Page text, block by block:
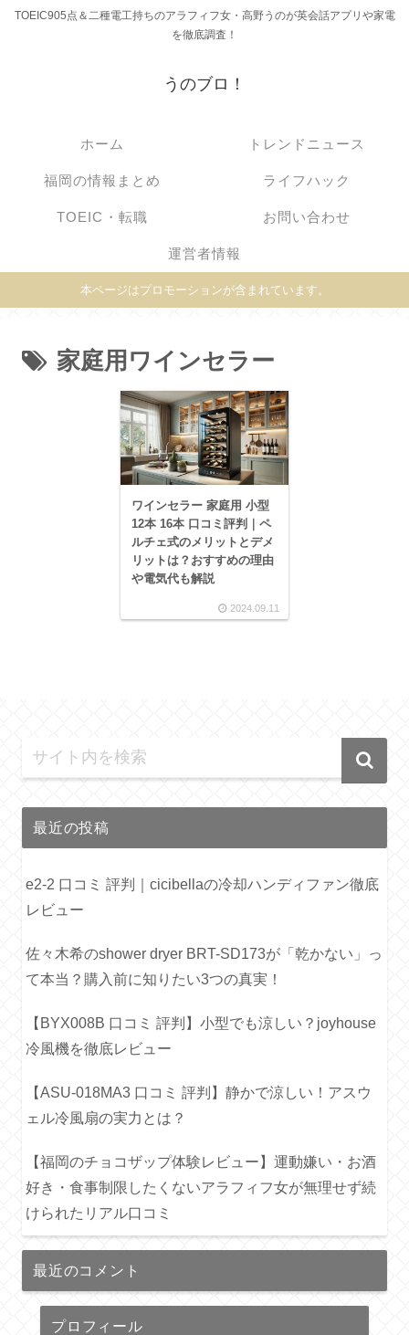
TOEIC905点＆二種電工持ちのアラフィフ女・高野うのが英会話アプリや家電
を徹底調査！
うのブロ！
ホーム トレンドニュース
福岡の情報まとめ ライフハック
TOEIC・転職 お問い合わせ
運営者情報
本ページはプロモーションが含まれています。
家庭用ワインセラー
ワインセラー 家庭用 小型
12本 16本 口コミ評判｜ペ
ルチェ式のメリットとデメ
リットは？おすすめの理由
や電気代も解説
2024.09.11
最近の投稿
e2-2 口コミ 評判｜cicibellaの冷却ハンディファン徹底
レビュー
佐々木希のshower dryer BRT-SD173が「乾かない」っ
て本当？購入前に知りたい3つの真実！
【BYX008B 口コミ 評判】小型でも涼しい？joyhouse
冷風機を徹底レビュー
【ASU-018MA3 口コミ 評判】静かで涼しい！アスウ
ェル冷風扇の実力とは？
【福岡のチョコザップ体験レビュー】運動嫌い・お酒
好き・食事制限したくないアラフィフ女が無理せず続
けられたリアル口コミ
最近のコメント
プロフィール